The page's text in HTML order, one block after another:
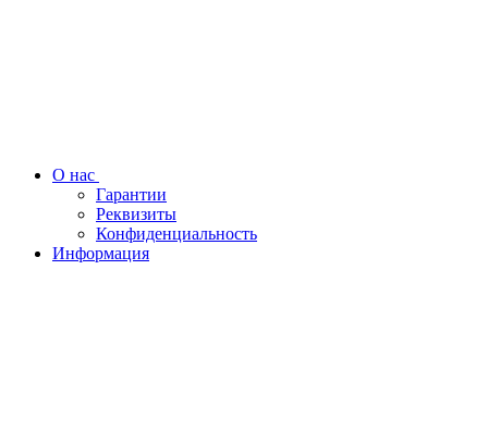
О нас
Гарантии
Реквизиты
Конфиденциальность
Информация